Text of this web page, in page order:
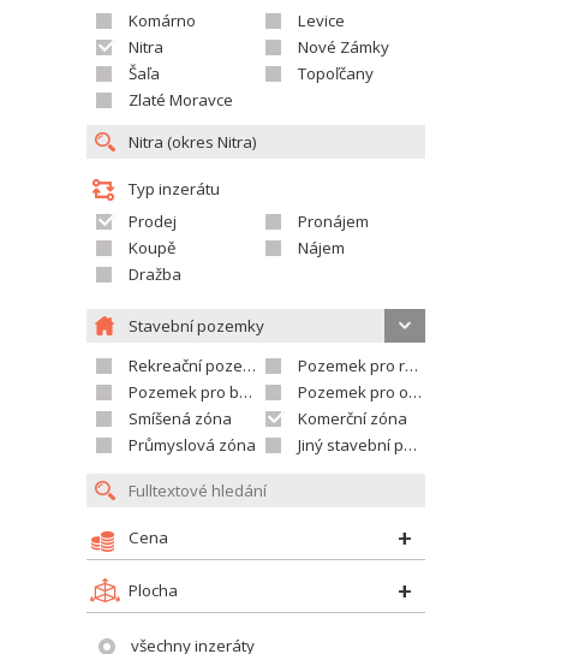
Komárno
Levice
Nitra
Nové Zámky
Šaľa
Topoľčany
Zlaté Moravce
Typ inzerátu
Prodej
Pronájem
Koupě
Nájem
Dražba
Stavební pozemky
Rekreační pozemek
Pozemek pro rodinné domy
Pozemek pro bytovou výstavbu
Pozemek pro občanskou vybavenost
Smíšená zóna
Komerční zóna
Průmyslová zóna
Jiný stavební pozemek
Cena
Plocha
všechny inzeráty